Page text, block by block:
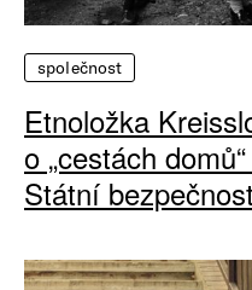
společnost
Etnoložka
o „cestách
Státní